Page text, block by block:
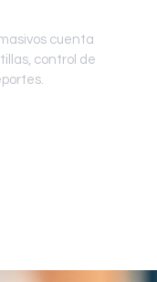
cuenta
control de